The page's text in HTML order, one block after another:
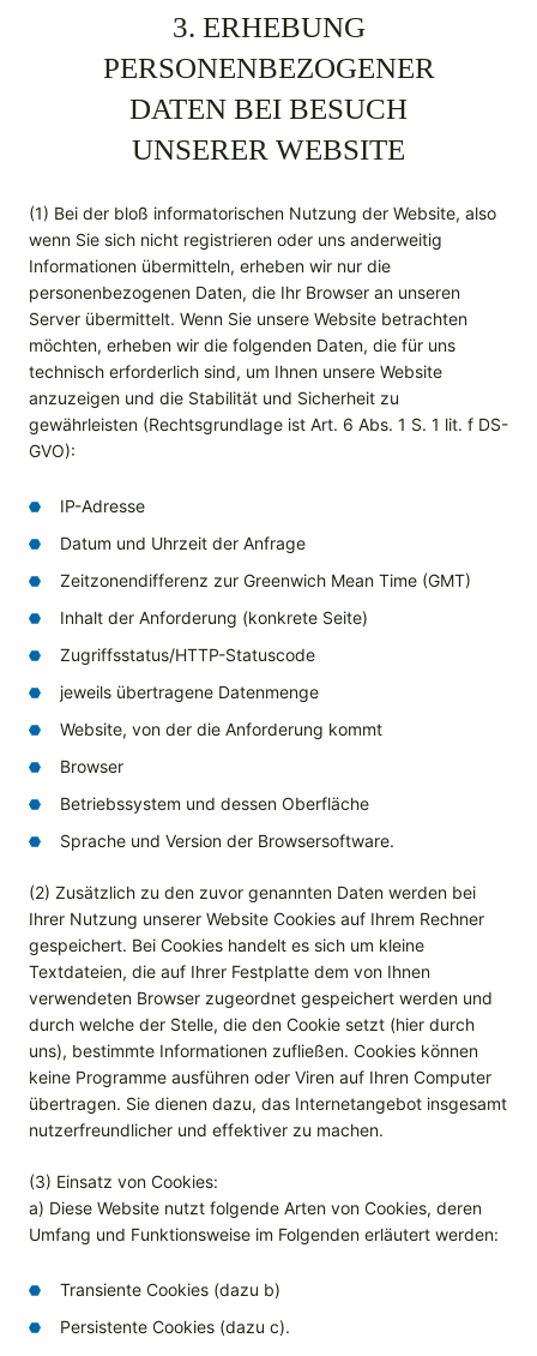
3. ERHEBUNG
PERSONENBEZOGENER
DATEN BEI BESUCH
UNSERER WEBSITE
(1) Bei der bloß informatorischen Nutzung der Website, also
wenn Sie sich nicht registrieren oder uns anderweitig
Informationen übermitteln, erheben wir nur die
personenbezogenen Daten, die Ihr Browser an unseren
Server übermittelt. Wenn Sie unsere Website betrachten
möchten, erheben wir die folgenden Daten, die für uns
technisch erforderlich sind, um Ihnen unsere Website
anzuzeigen und die Stabilität und Sicherheit zu
gewährleisten (Rechtsgrundlage ist Art. 6 Abs. 1 S. 1 lit. f DS-
GVO):
IP-Adresse
Datum und Uhrzeit der Anfrage
Zeitzonendifferenz zur Greenwich Mean Time (GMT)
Inhalt der Anforderung (konkrete Seite)
Zugriffsstatus/HTTP-Statuscode
jeweils übertragene Datenmenge
Website, von der die Anforderung kommt
Browser
Betriebssystem und dessen Oberfläche
Sprache und Version der Browsersoftware.
(2) Zusätzlich zu den zuvor genannten Daten werden bei
Ihrer Nutzung unserer Website Cookies auf Ihrem Rechner
gespeichert. Bei Cookies handelt es sich um kleine
Textdateien, die auf Ihrer Festplatte dem von Ihnen
verwendeten Browser zugeordnet gespeichert werden und
durch welche der Stelle, die den Cookie setzt (hier durch
uns), bestimmte Informationen zufließen. Cookies können
keine Programme ausführen oder Viren auf Ihren Computer
übertragen. Sie dienen dazu, das Internetangebot insgesamt
nutzerfreundlicher und effektiver zu machen.
(3) Einsatz von Cookies:
a) Diese Website nutzt folgende Arten von Cookies, deren
Umfang und Funktionsweise im Folgenden erläutert werden:
Transiente Cookies (dazu b)
Persistente Cookies (dazu c).